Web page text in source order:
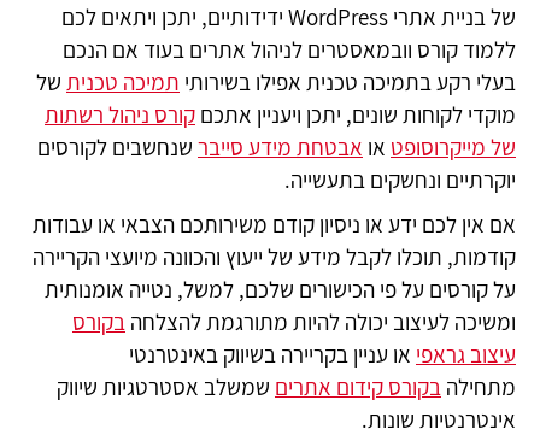
של בניית אתרי WordPress ידידותיים, יתכן ויתאים לכם
ללמוד קורס וובמאסטרים לניהול אתרים בעוד אם הנכם
בעלי רקע בתמיכה טכנית אפילו בשירותי תמיכה טכנית של
מוקדי לקוחות שונים, יתכן ויעניין אתכם קורס ניהול רשתות
של מייקרוסופט או אבטחת מידע סייבר שנחשבים לקורסים
יוקרתיים ונחשקים בתעשייה.
אם אין לכם ידע או ניסיון קודם משירותכם הצבאי או עבודות
קודמות, תוכלו לקבל מידע של ייעוץ והכוונה מיועצי הקריירה
על קורסים על פי הכישורים שלכם, למשל, נטייה אומנותית
ומשיכה לעיצוב יכולה להיות מתורגמת להצלחה בקורס
עיצוב גראפי או עניין בקריירה בשיווק באינטרנטי
מתחילה בקורס קידום אתרים שמשלב אסטרטגיות שיווק
אינטרנטיות שונות.